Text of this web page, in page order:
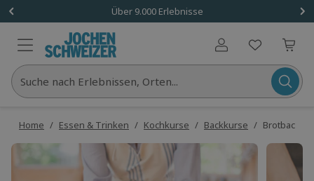
Über 9.000 Erlebnisse
Benutzerkonto
Suche nach Erlebnissen, Orten...
Home / Essen & Trinken / Kochkurse / Backkurse / Brotback-